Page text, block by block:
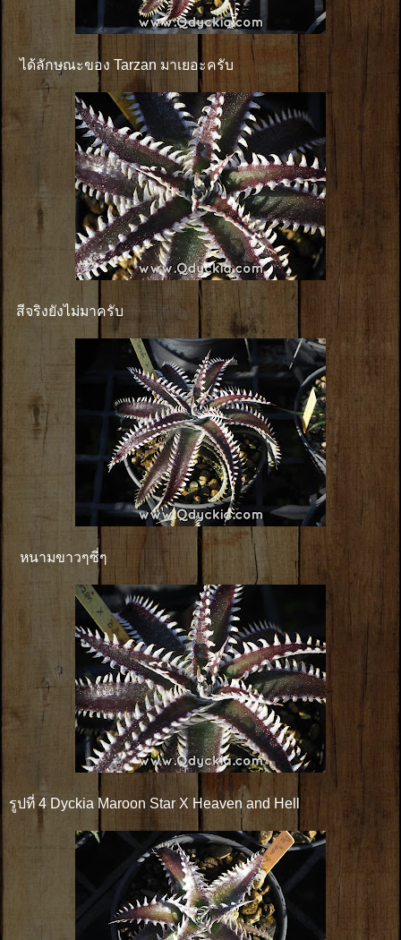
ได้ลักษณะของ Tarzan มาเยอะครับ
สีจริงยังไม่มาครับ
หนามขาวๆซี่ๆ
รูปที่ 4 Dyckia Maroon Star X Heaven and Hell